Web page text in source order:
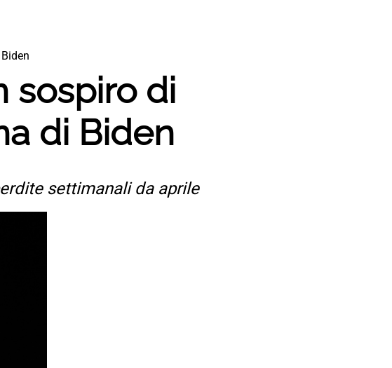
sospiro di
di Biden
settimanali da aprile